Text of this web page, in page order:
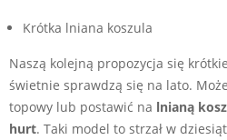
Krótka lniana koszula
Naszą kolejną propozycja się
świetnie sprawdzą się na lato.
topowy lub postawić na lnianą
hurt. Taki model to strzał w